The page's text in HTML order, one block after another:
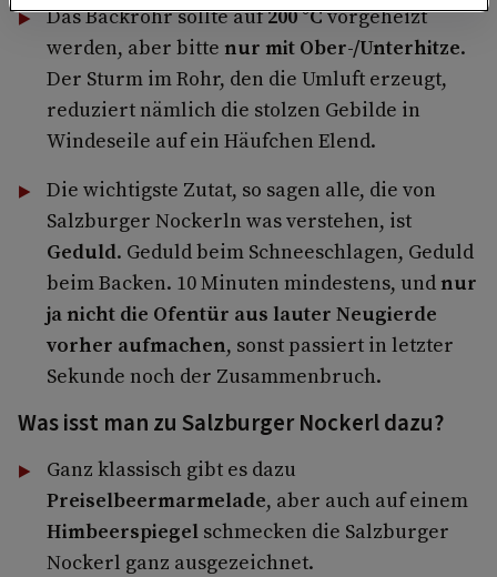
Das Backrohr sollte auf200 °Cvorgeheizt
werden, aber bitte nur mit Ober-/Unterhitze.
Der Sturm im Rohr, den die Umluft erzeugt,
reduziert nämlich die stolzen Gebilde in
Windeseile auf ein Häufchen Elend.
Die wichtigste Zutat, so sagen alle, die von
Salzburger Nockerln was verstehen, ist
Geduld. Geduld beim Schneeschlagen, Geduld
beim Backen. 10 Minuten mindestens, und nur
ja nicht die Ofentür aus lauter Neugierde
vorher aufmachen, sonst passiert in letzter
Sekunde noch der Zusammenbruch.
Was isst man zu Salzburger Nockerl dazu?
Ganz klassisch gibt es dazu
Preiselbeermarmelade, aber auch auf einem
Himbeerspiegelschmecken die Salzburger
Nockerl ganz ausgezeichnet.